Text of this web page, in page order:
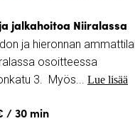
jalkahoitoa Niiralassa
ja hieronnan
osoitteessa
3. Myös... Lue lisää
/ 30 min